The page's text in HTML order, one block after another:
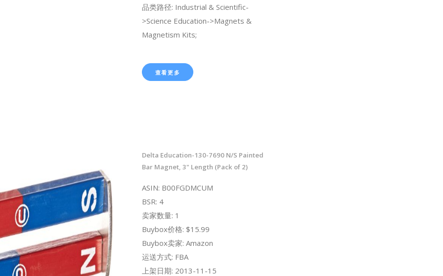
品类路径: Industrial & Scientific-
>Science Education->Magnets &
Magnetism Kits;
查看更多
Delta Education-130-7690 N/S Painted
Bar Magnet, 3" Length (Pack of 2)
ASIN: B00FGDMCUM
BSR: 4
卖家数量: 1
Buybox价格: $15.99
Buybox卖家: Amazon
运送方式: FBA
上架日期: 2013-11-15